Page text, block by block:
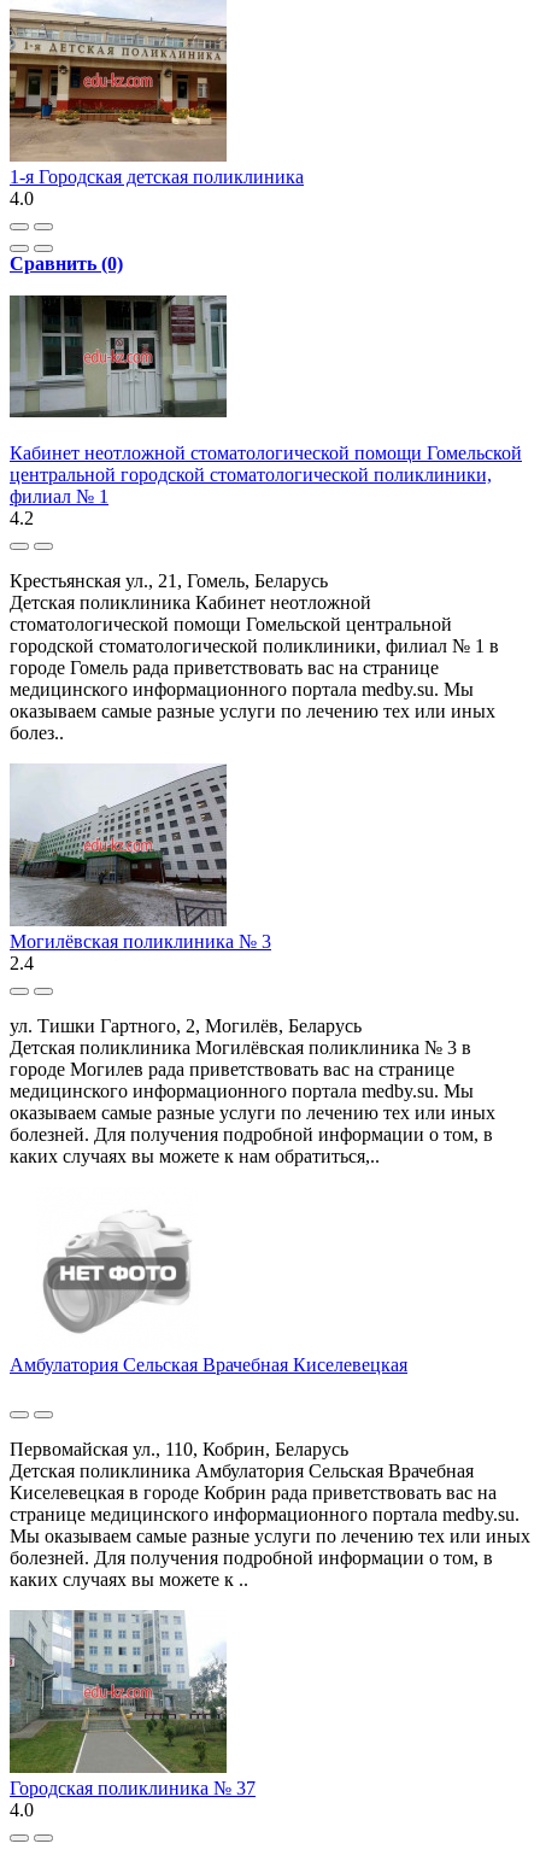
1-я Городская детская поликлиника
4.0
Сравнить (0)
Кабинет неотложной стоматологической помощи Гомельской
центральной городской стоматологической поликлиники,
филиал № 1
4.2
Крестьянская ул., 21, Гомель, Беларусь
Детская поликлиника Кабинет неотложной
стоматологической помощи Гомельской центральной
городской стоматологической поликлиники, филиал № 1 в
городе Гомель рада приветствовать вас на странице
медицинского информационного портала medby.su. Мы
оказываем самые разные услуги по лечению тех или иных
болез..
Могилёвская поликлиника № 3
2.4
ул. Тишки Гартного, 2, Могилёв, Беларусь
Детская поликлиника Могилёвская поликлиника № 3 в
городе Могилев рада приветствовать вас на странице
медицинского информационного портала medby.su. Мы
оказываем самые разные услуги по лечению тех или иных
болезней. Для получения подробной информации о том, в
каких случаях вы можете к нам обратиться,..
Амбулатория Сельская Врачебная Киселевецкая
Первомайская ул., 110, Кобрин, Беларусь
Детская поликлиника Амбулатория Сельская Врачебная
Киселевецкая в городе Кобрин рада приветствовать вас на
странице медицинского информационного портала medby.su.
Мы оказываем самые разные услуги по лечению тех или иных
болезней. Для получения подробной информации о том, в
каких случаях вы можете к ..
Городская поликлиника № 37
4.0